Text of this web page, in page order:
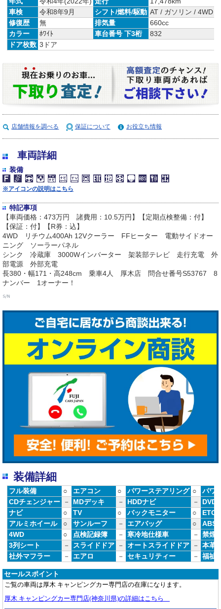
車検
令和8年9月 シフト/燃料/駆動 AT / ガソリン / 4WD
修復歴
無 排気量
660cc
カラー
ﾎﾜｲﾄ 車台番号 下3桁
832
ドア枚数 3ドア
店舗情報を調べる 保証について お役立ち情報
車両詳細
装備
※アイコンの説明はこちら
特記事項
【車両価格：473万円 諸費用：10.5万円】【定期点検整備：付】
【保証：付】【R券：込】
4WD リチウム400Ah 12Vクーラー FFヒーター 電動サイドオー
ニング ソーラーパネル
シンク 冷蔵庫 3000Wインバーター 架装部テレビ 走行充電 外
部電源 外部充電
長380・幅171・高248cm 乗車4人 厚木店 問合せ番号S53767 8
ナンバー 1オーナー！
装備詳細
フル装備 ○ エアコン ○ パワーステアリング ○
パワ
CDチェンジャー
－ MDデッキ － HDDナビ －
DVD
ナビ
○ TV ○ バックモニター ○
ETC
アルミホイール
○ サンルーフ － エアバッグ ○
ABS
4WD
○ 点検記録簿 － 寒冷地仕様車 －
禁煙
3列シート
－ スライドドア － オートスライドドア －
本革
社外マフラー
－ エアロ － セキュリティー － 福祉
セールスポイント
ご覧の車両は厚木 キャンピングカー専門店の在庫になります。
厚木 キャンピングカー専門店(神奈川県)の詳細はこちら